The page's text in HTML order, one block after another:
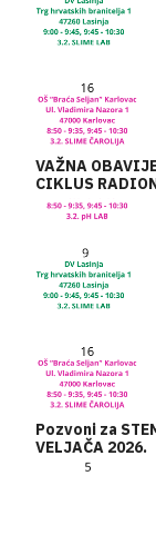
VAŽNA
CIKLUS
Pozvoni za
VELJAČA 2026.